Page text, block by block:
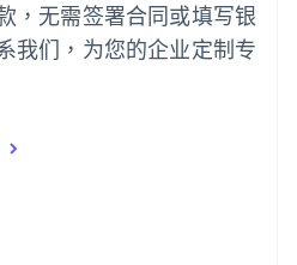
，无需签署合同或填写银
我们，为您的企业定制专
English